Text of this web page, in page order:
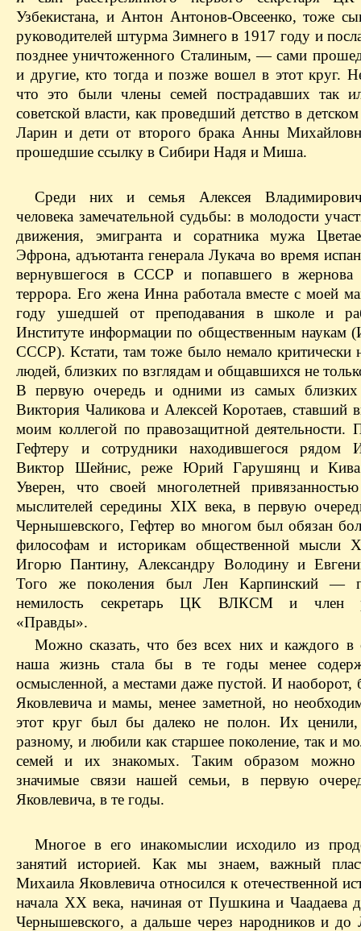
Узбекистана, и Антон Антонов-Овсеенко, тоже
руководителей штурма Зимнего в 1917 году и
позднее уничтоженного Сталиным, — сами
и другие, кто тогда и позже вошел в этот круг.
что это были члены семей пострадавших так
советской власти, как проведший детство в
Ларин и дети от второго брака Анны
прошедшие ссылку в Сибири Надя и Миша.
Среди них и семья Алексея
человека замечательной судьбы: в молодости
движения, эмигранта и соратника мужа
Эфрона, адъютанта генерала Лукача во время
вернувшегося в СССР и попавшего в жернова
террора. Его жена Инна работала вместе с моей
году ушедшей от преподавания в школе и
Институте информации по общественным
СССР). Кстати, там тоже было немало критически
людей, близких по взглядам и общавшихся не
В первую очередь и одними из самых
Виктория Чаликова и Алексей Коротаев, ставший
моим коллегой по правозащитной деятельности.
Гефтеру и сотрудники находившегося
Виктор Шейнис, реже Юрий Гарушянц и
Уверен, что своей многолетней
мыслителей середины XIX века, в первую
Чернышевского, Гефтер во многом был обязан
философам и историкам общественной
Игорю Пантину, Александру Володину и
Того же поколения был Лен Карпинский —
немилость секретарь ЦК ВЛКСМ и член
«Правды».
Можно сказать, что без всех них и каждого в
наша жизнь стала бы в те годы менее
осмысленной, а местами даже пустой. И наоборот,
Яковлевича и мамы, менее заметной, но
этот круг был бы далеко не полон. Их
разному, и любили как старшее поколение, так и
семей и их знакомых. Таким образом можно
значимые связи нашей семьи, в первую
Яковлевича, в те годы.
Многое в его инакомыслии исходило из
занятий историей. Как мы знаем, важный
Михаила Яковлевича относился к отечественной
начала XX века, начиная от Пушкина и Чаадаева
Чернышевского, а дальше через народников и до